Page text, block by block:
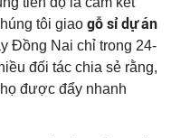
tôi giao gỗ sỉ dự án
Đồng Nai chỉ trong 24-
đối tác chia sẻ rằng,
được đẩy nhanh